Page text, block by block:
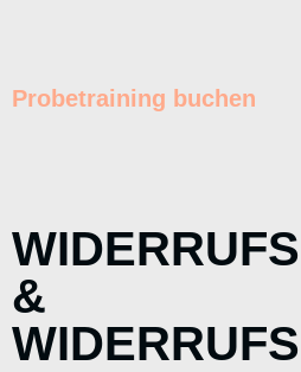
Probetraining buchen
&